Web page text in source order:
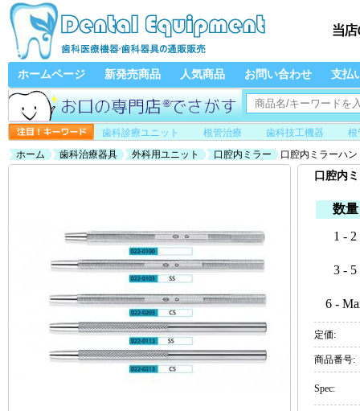
ホームページ 新発売商品 人気商品 お問い合わせ 支払
歯科診療ユニット 根管治療 歯科技工機器
根
ホーム
歯科治療器具 外科用ユニット 口腔内ミラー 口腔内ミラーハン
口腔内
数量
1 - 2
3 - 5
6 -
定価:
商品番号:
Spec: